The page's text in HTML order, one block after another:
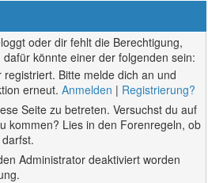
oder dir fehlt die Berechtigung,
könnte einer der folgenden sein:
Bitte melde dich an und
erneut.Anmelden | Registrierung?
Seite zu betreten. Versuchst du auf
kommen? Lies in den Forenregeln, ob
Administrator deaktiviert worden